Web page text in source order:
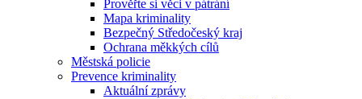
Prověřte si věci v pátrání
Mapa kriminality
Bezpečný Středočeský kraj
Ochrana měkkých cílů
Městská policie
Prevence kriminality
Aktuální zprávy